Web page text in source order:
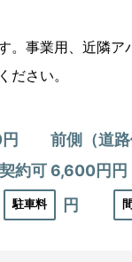
。事業用、近隣ア
ださい。
円 前側（道路
約可 6,600円円
駐車料 円